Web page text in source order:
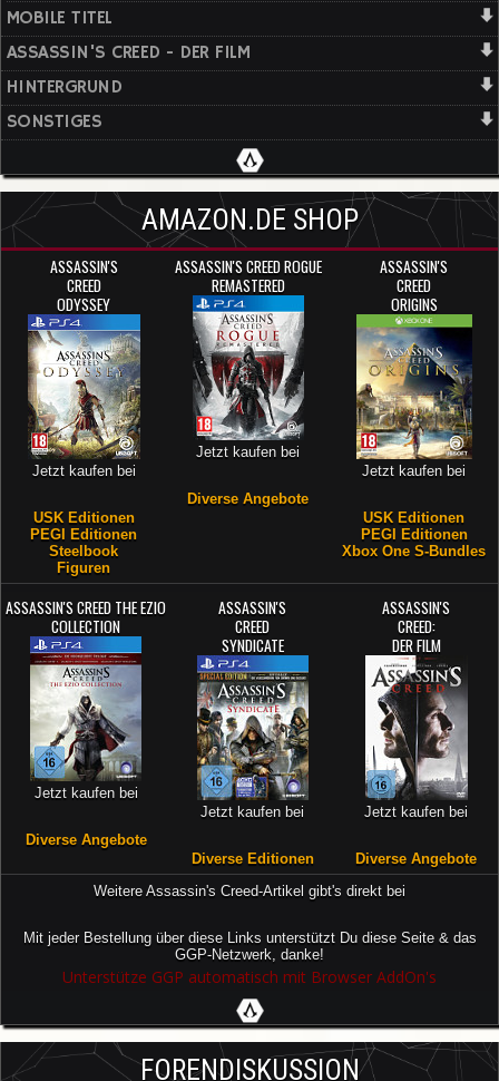
MOBILE TITEL
ASSASSIN'S CREED - DER FILM
HINTERGRUND
SONSTIGES
AMAZON.DE SHOP
ASSASSIN'S
CREED
ODYSSEY
Jetzt kaufen bei
USK Editionen
PEGI Editionen
Steelbook
Figuren
ASSASSIN'S CREED ROGUE
REMASTERED
Jetzt kaufen bei
Diverse Angebote
ASSASSIN'S
CREED
ORIGINS
Jetzt kaufen bei
USK Editionen
PEGI Editionen
Xbox One S-Bundles
ASSASSIN'S CREED THE EZIO
COLLECTION
Jetzt kaufen bei
Diverse Angebote
ASSASSIN'S
CREED
SYNDICATE
Jetzt kaufen bei
Diverse Editionen
ASSASSIN'S
CREED:
DER FILM
Jetzt kaufen bei
Diverse Angebote
Weitere Assassin's Creed-Artikel gibt's direkt bei
Mit jeder Bestellung über diese Links unterstützt Du diese Seite & das
GGP-Netzwerk, danke!
Unterstütze GGP automatisch mit Browser AddOn's
FORENDISKUSSION